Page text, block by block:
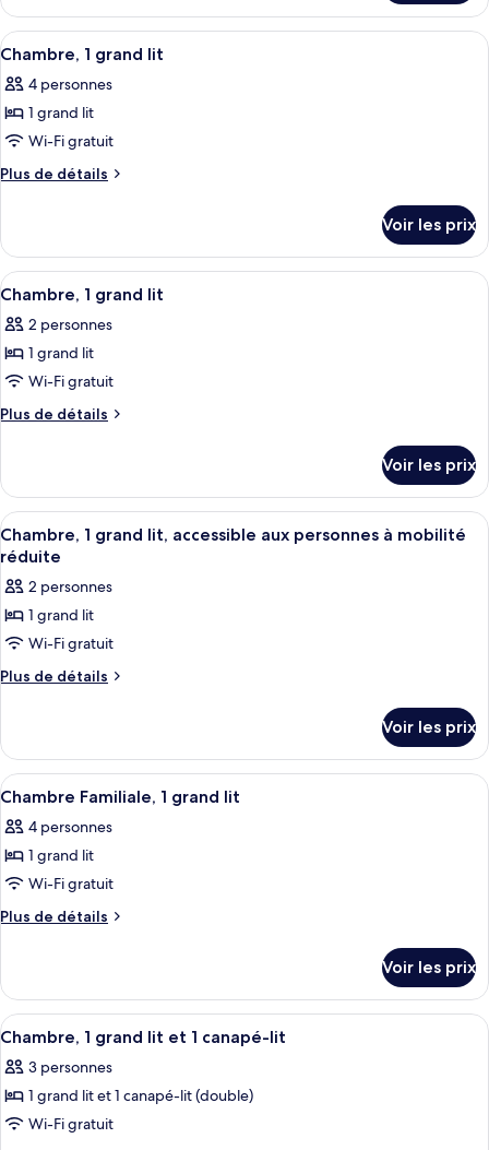
Chambre,
1
très
grand
lit
le
type
de
Chambre,
grand
lit
Afficher
toutes
les
photos
pour
ce
chambre :
Chambre,
1
grand
lit
Une chambre d’hôtel avec deux lits,
10
Chambre, 1 grand lit
4 personnes
1 grand lit
Wi-Fi gratuit
Plus de détails
Plus
le
type
de
Chambre,
lit
Voir les prix
Afficher
toutes
les
photos
pour
ce
chambre :
Chambre,
1
grand
lit
Une chambre d’hôtel avec un
9
Chambre, 1 grand lit
2 personnes
1 grand lit
Wi-Fi gratuit
Plus de détails
Plus
le
type
de
chambre
grand
Voir les prix
Afficher
toutes
les
photos
pour
ce
type
Chambre,
grand
lit,
accessible
aux
personnes
à
Une chambre d’hôtel moderne,
14
Chambre, 1 grand lit, accessible aux personnes à mobilité
réduite
2 personnes
1 grand lit
Wi-Fi gratuit
Plus de détails
Plus
le
type
de
Chambre,
lit,
accessible
aux
mobilité
réduite
Voir les prix
Afficher
toutes
les
photos
pour
ce
chambre :
Chambre
Familiale,
grand
lit
Une chambre d’hôtel avec un
9
Chambre Familiale, 1 grand lit
4 personnes
1 grand lit
Wi-Fi gratuit
Plus de détails
Plus
le
type
de
Chambre
Familiale,
grand
Voir les prix
Afficher
toutes
les
photos
pour
Une chambre d’hôtel avec deux lits,
8
Chambre, 1 grand lit et 1 canapé-lit
3 personnes
1 grand lit et 1 canapé-lit (double)
Wi-Fi gratuit